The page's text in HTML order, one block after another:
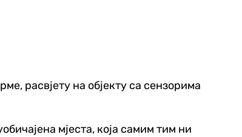
расвјету на објекту са сензорима
мјеста, која самим тим ни